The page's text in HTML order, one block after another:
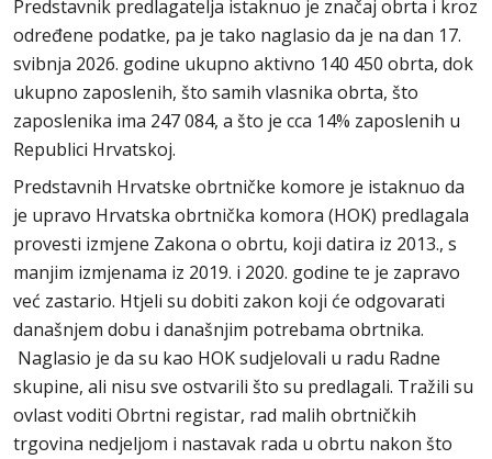
Predstavnik predlagatelja istaknuo je značaj obrta i kroz
određene podatke, pa je tako naglasio da je na dan 17.
svibnja 2026. godine ukupno aktivno 140 450 obrta, dok
ukupno zaposlenih, što samih vlasnika obrta, što
zaposlenika ima 247 084, a što je cca 14% zaposlenih u
Republici Hrvatskoj.
Predstavnih Hrvatske obrtničke komore je istaknuo da
je upravo Hrvatska obrtnička komora (HOK) predlagala
provesti izmjene Zakona o obrtu, koji datira iz 2013., s
manjim izmjenama iz 2019. i 2020. godine te je zapravo
već zastario. Htjeli su dobiti zakon koji će odgovarati
današnjem dobu i današnjim potrebama obrtnika.
Naglasio je da su kao HOK sudjelovali u radu Radne
skupine, ali nisu sve ostvarili što su predlagali. Tražili su
ovlast voditi Obrtni registar, rad malih obrtničkih
trgovina nedjeljom i nastavak rada u obrtu nakon što